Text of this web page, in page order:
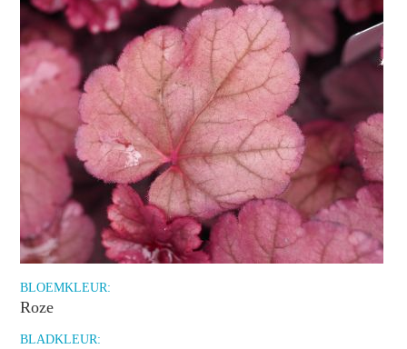
BLOEMKLEUR:
Roze
BLADKLEUR: